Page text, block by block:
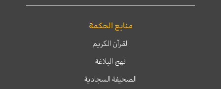
منابع الحكمة
القرآن الكريم
نهج البلاغة
الصحيفة السجادية